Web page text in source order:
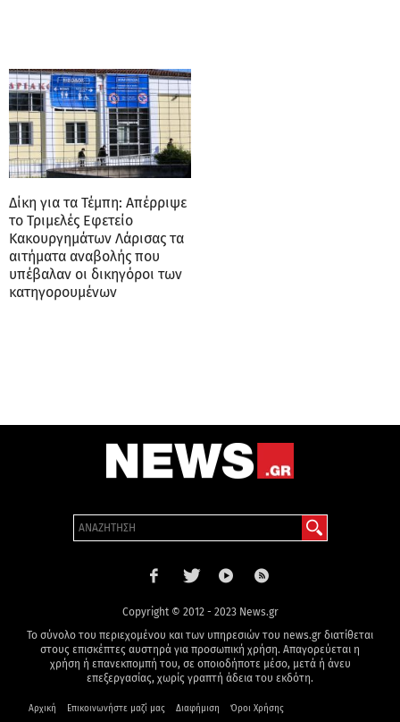
Δίκη για τα Τέμπη: Απέρριψε
το Τριμελές Εφετείο
Κακουργημάτων Λάρισας τα
αιτήματα αναβολής που
υπέβαλαν οι δικηγόροι των
κατηγορουμένων
Copyright © 2012 - 2023 News.gr
Το σύνολο του περιεχομένου και των υπηρεσιών του news.gr διατίθεται
στους επισκέπτες αυστηρά για προσωπική χρήση. Απαγορεύεται η
χρήση ή επανεκπομπή του, σε οποιοδήποτε μέσο, μετά ή άνευ
επεξεργασίας, χωρίς γραπτή άδεια του εκδότη.
Αρχική Επικοινωνήστε μαζί μας Διαφήμιση Όροι Χρήσης